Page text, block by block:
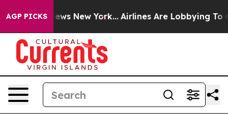
AGP PICKS
News New York... Airlines Are Lobbying To